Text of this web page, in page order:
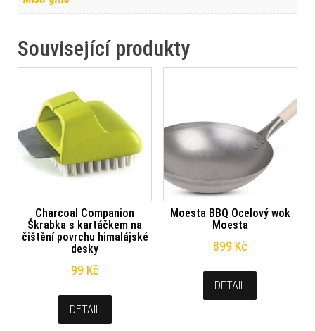
Související produkty
Charcoal Companion
Škrabka s kartáčkem na
čištění povrchu himalájské
desky
99 Kč
DETAIL
Moesta BBQ Ocelový wok
Moesta
899 Kč
DETAIL